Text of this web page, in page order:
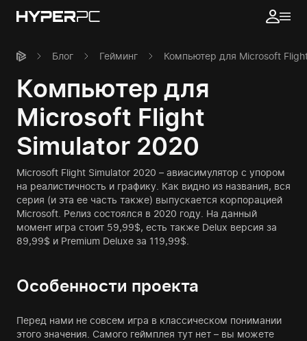
Блог Гейминг Компьютер для Microsoft
Компьютер для
Microsoft Flight
Simulator 2020
Microsoft Flight Simulator 2020 – авиасимулятор с упором
на реалистичность и графику. Как видно из названия, вся
серия (и эта ее часть также) выпускается корпорацией
Microsoft. Релиз состоялся в 2020 году. На данный
момент игра стоит 59,99$, есть также Delux версия за
89,99$ и Premium Deluxe за 119,99$.
Особенности проекта
Перед нами не совсем игра в классическом понимании
этого значения. Самого геймплея тут нет – вы можете